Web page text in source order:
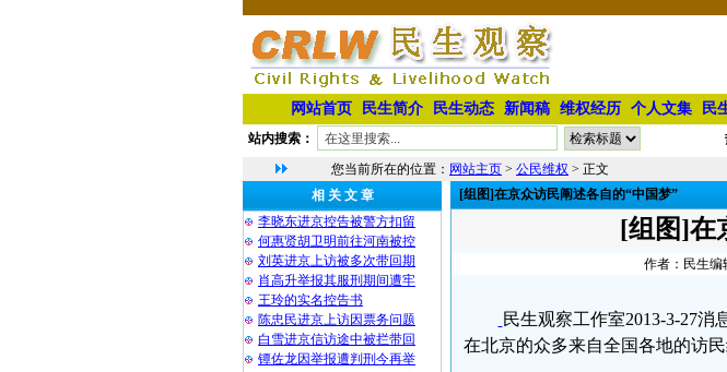
网站首页 民生简介 民生动态 新闻稿 维权经历 个人文集 民
站内搜索：
您当前所在的位置： 网站主页 > 公民维权 > 正文
相 关 文 章
李晓东进京控告被警方扣留
何惠贤胡卫明前往河南被控
刘英进京上访被多次带回期
肖高升举报其服刑期间遭牢
王玲的实名控告书
陈忠民进京上访因票务问题
白雪进京信访途中被拦带回
镡佐龙因举报遭判刑今再举
[组图]在京众访民阐述各自的“中国梦”
[组图]在
作者：民生编
民生观察工作室2013-3-27消
在北京的众多来自全国各地的访